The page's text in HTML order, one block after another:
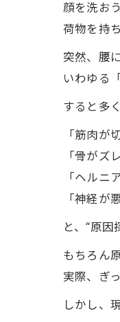
顔を洗お
荷物を持
突然、腰
いわゆる
すると多
「筋肉が
「骨がズ
「ヘルニ
「神経が
と、“原因
もちろん
実際、ぎ
しかし、